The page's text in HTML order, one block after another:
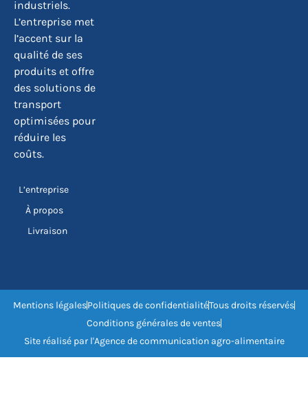
industriels.
L’entreprise met
l’accent sur la
qualité de ses
produits et offre
des solutions de
transport
optimisées pour
réduire les
coûts.
L’entreprise
À propos
Livraison
Mentions légalesPolitiques de confidentialitéTous droits réservés
Conditions générales de ventes
Site réalisé par l'Agence de communication agro-alimentaire